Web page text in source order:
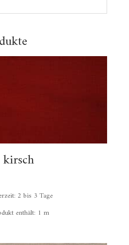
2 bis 3 Tage
enthält: 1 m